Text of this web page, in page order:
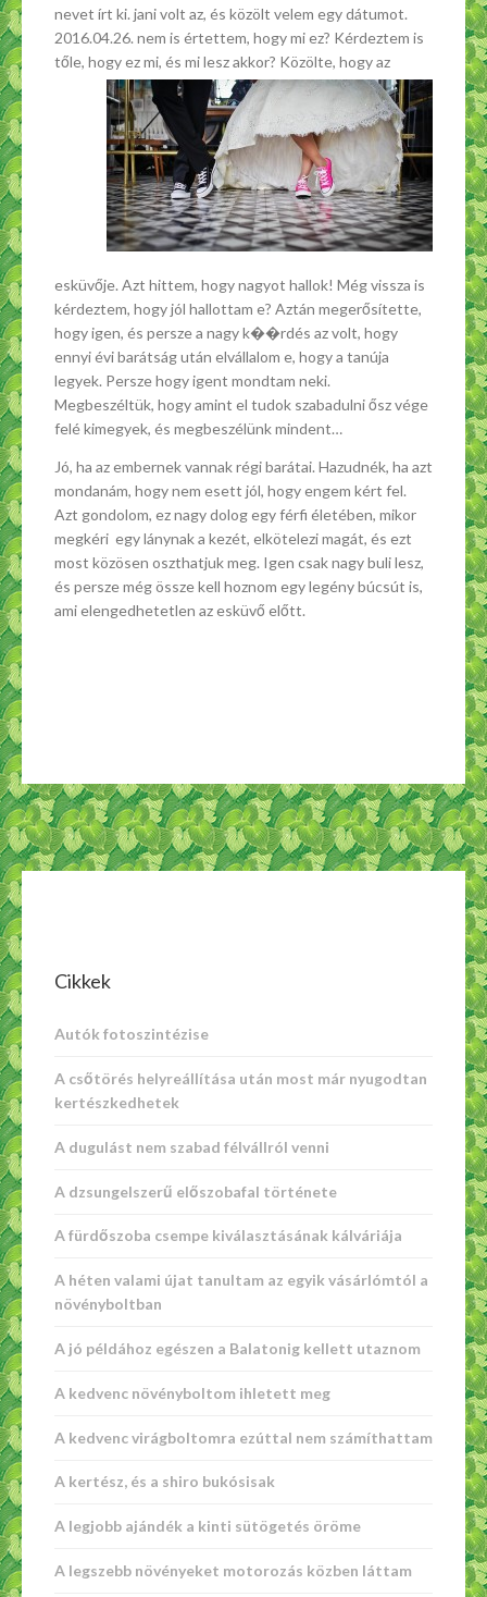
nevet írt ki. jani volt az, és közölt velem egy dátumot.
2016.04.26. nem is értettem, hogy mi ez? Kérdeztem is
tőle, hogy ez mi, és mi lesz akkor? Közölte, hogyaz
esküvője. Azt hittem, hogy nagyot hallok! Még vissza is
kérdeztem, hogy jól hallottam e? Aztán megerősítette,
hogy igen, és persze a nagy k��rdés az volt, hogy
ennyi évi barátság után elvállalom e, hogy a tanúja
legyek. Persze hogy igent mondtam neki.
Megbeszéltük, hogy amint el tudok szabadulni ősz vége
felé kimegyek, és megbeszélünk mindent…
Jó, ha az embernek vannak régi barátai. Hazudnék, ha azt
mondanám, hogy nem esett jól, hogy engem kért fel.
Azt gondolom, ez nagy dolog egy férfi életében, mikor
megkéri egy lánynak a kezét, elkötelezi magát, és ezt
most közösen oszthatjuk meg. Igen csak nagy buli lesz,
és persze még össze kell hoznom egy legény búcsút is,
ami elengedhetetlen az esküvő előtt.
Cikkek
Autók fotoszintézise
A csőtörés helyreállítása után most már nyugodtan
kertészkedhetek
A dugulást nem szabad félvállról venni
A dzsungelszerű előszobafal története
A fürdőszoba csempe kiválasztásának kálváriája
A héten valami újat tanultam az egyik vásárlómtól a
növényboltban
A jó példához egészen a Balatonig kellett utaznom
A kedvenc növényboltom ihletett meg
A kedvenc virágboltomra ezúttal nem számíthattam
A kertész, és a shiro bukósisak
A legjobb ajándék a kinti sütögetés öröme
A legszebb növényeket motorozás közben láttam